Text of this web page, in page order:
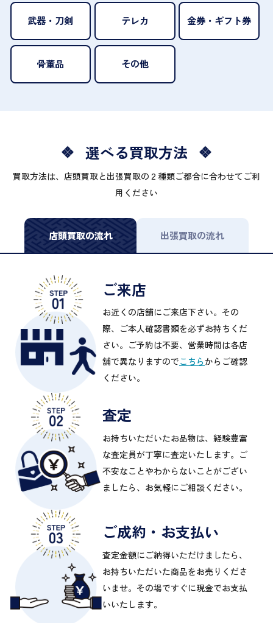
武器・刀剣 テレカ 金券・ギフト券
骨董品 その他
選べる買取方法
買取方法は、店頭買取と出張買取の２種類ご都合に合わせてご利
用ください
店頭買取の流れ 出張買取の流れ
ご来店
お近くの店舗にご来店下さい。その
際、ご本人確認書類を必ずお持ちくだ
さい。ご予約は不要、営業時間は各店
舗で異なりますのでこちらからご確認
ください。
査定
お持ちいただいたお品物は、経験豊富
な査定員が丁寧に査定いたします。ご
不安なことやわからないことがござい
ましたら、お気軽にご相談ください。
ご成約・お支払い
査定金額にご納得いただけましたら、
お持ちいただいた商品をお売りくださ
いませ。その場ですぐに現金でお支払
いいたします。